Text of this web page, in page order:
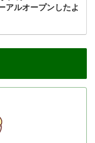
アルオープンしたよ